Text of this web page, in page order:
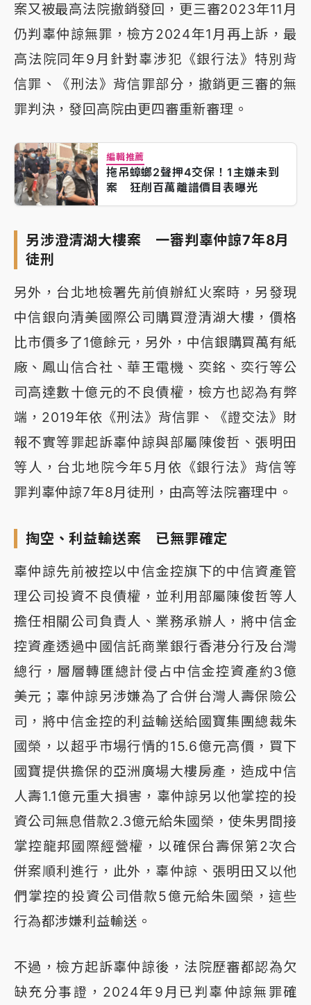
案又被最高法院撤銷發回，更三審2023年11月
仍判辜仲諒無罪，檢方2024年1月再上訴，最
高法院同年9月針對辜涉犯《銀行法》特別背
信罪、《刑法》背信罪部分，撤銷更三審的無
罪判決，發回高院由更四審重新審理。
編輯推薦
拖吊蟑螂2聲押4交保！1主嫌未到
案 狂削百萬離譜價目表曝光
另涉澄清湖大樓案 一審判辜仲諒7年8月
徒刑
另外，台北地檢署先前偵辦紅火案時，另發現
中信銀向清美國際公司購買澄清湖大樓，價格
比市價多了1億餘元，另外，中信銀購買萬有紙
廠、鳳山信合社、華王電機、奕銘、奕行等公
司高達數十億元的不良債權，檢方也認為有弊
端，2019年依《刑法》背信罪、《證交法》財
報不實等罪起訴辜仲諒與部屬陳俊哲、張明田
等人，台北地院今年5月依《銀行法》背信等
罪判辜仲諒7年8月徒刑，由高等法院審理中。
掏空、利益輸送案 已無罪確定
辜仲諒先前被控以中信金控旗下的中信資產管
理公司投資不良債權，並利用部屬陳俊哲等人
擔任相關公司負責人、業務承辦人，將中信金
控資產透過中國信託商業銀行香港分行及台灣
總行，層層轉匯總計侵占中信金控資產約3億
美元；辜仲諒另涉嫌為了合併台灣人壽保險公
司，將中信金控的利益輸送給國寶集團總裁朱
國榮，以超乎市場行情的15.6億元高價，買下
國寶提供擔保的亞洲廣場大樓房產，造成中信
人壽1.1億元重大損害，辜仲諒另以他掌控的投
資公司無息借款2.3億元給朱國榮，使朱男間接
掌控龍邦國際經營權，以確保台壽保第2次合
併案順利進行，此外，辜仲諒、張明田又以他
們掌控的投資公司借款5億元給朱國榮，這些
行為都涉嫌利益輸送。
不過，檢方起訴辜仲諒後，法院歷審都認為欠
缺充分事證，2024年9月已判辜仲諒無罪確